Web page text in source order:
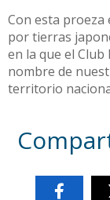
Con esta
por tierras
en la que el
nombre de
territorio